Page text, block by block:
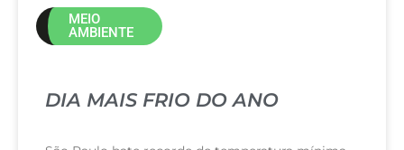
MEIO
AMBIENTE
DIA MAIS FRIO DO ANO